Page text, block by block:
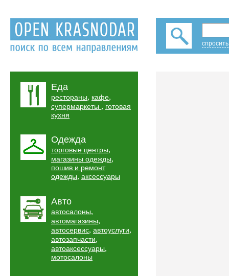
Еда
рестораны, кафе,
супермаркеты , готовая
кухня
Одежда
торговые центры,
магазины одежды,
пошив и ремонт
одежды, аксессуары
Авто
автосалоны,
автомагазины,
автосервис, автоуслуги,
автозапчасти,
автоаксессуары,
мотосалоны